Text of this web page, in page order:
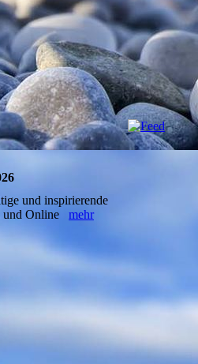
und inspirierende
und Online mehr